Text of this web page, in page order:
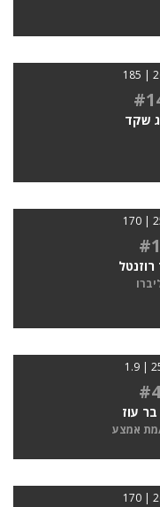
שקד
#1
#4
בר עוז
מת אמצע